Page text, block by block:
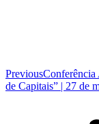
PreviousPrevious
post:
de Capitais” | 27 de